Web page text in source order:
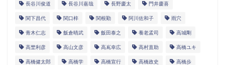
長谷川俊道 長谷川嘉哉 長野慶太 門井慶喜
関下昌代 関口梓 関根勤 阿川佐和子 雨穴
青木仁志 飯倉晴武 飯田泰之 養老孟司 高城剛
高埜利彦 高山文彦 高嶌幸広 高村直助 高橋ユキ
高橋健太郎 高橋学 高橋宣行 高橋政史 高橋歩